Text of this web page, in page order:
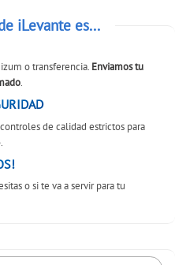
iLevante es...
o transferencia. Enviamos tu
.
de calidad estrictos para
o si te va a servir para tu